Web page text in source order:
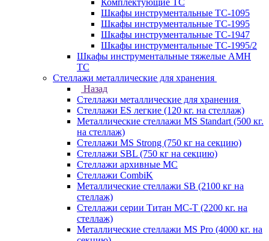
Комплектующие ТС
Шкафы инструментальные TC-1095
Шкафы инструментальные TC-1995
Шкафы инструментальные ТС-1947
Шкафы инструментальные ТС-1995/2
Шкафы инструментальные тяжелые AMH
TC
Стеллажи металлические для хранения
Назад
Стеллажи металлические для хранения
Стеллажи ES легкие (120 кг. на стеллаж)
Металлические стеллажи MS Standart (500 кг.
на стеллаж)
Стеллажи MS Strong (750 кг на секцию)
Стеллажи SBL (750 кг на секцию)
Стеллажи архивные МС
Стеллажи CombiK
Металлические стеллажи SB (2100 кг на
стеллаж)
Стеллажи серии Титан МС-Т (2200 кг. на
стеллаж)
Металлические стеллажи MS Pro (4000 кг. на